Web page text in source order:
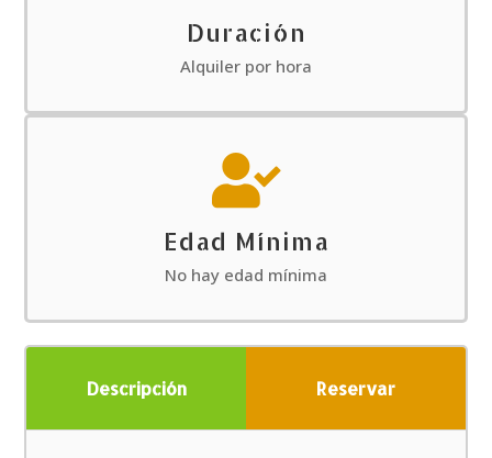
Duración
Alquiler por hora

Edad Mínima
No hay edad mínima
Descripción Reservar